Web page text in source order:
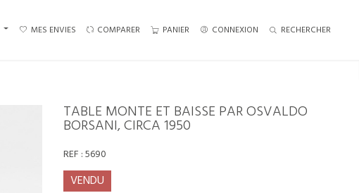
MES ENVIES COMPARER PANIER CONNEXION RECHERCHER
TABLE MONTE ET BAISSE PAR OSVALDO
BORSANI, CIRCA 1950
REF :5690
VENDU